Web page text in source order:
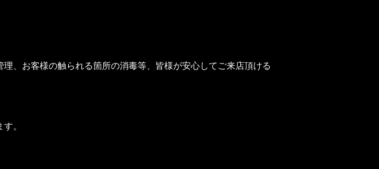
、お客様の触られる箇所の消毒等、皆様が安心してご来店頂ける
。